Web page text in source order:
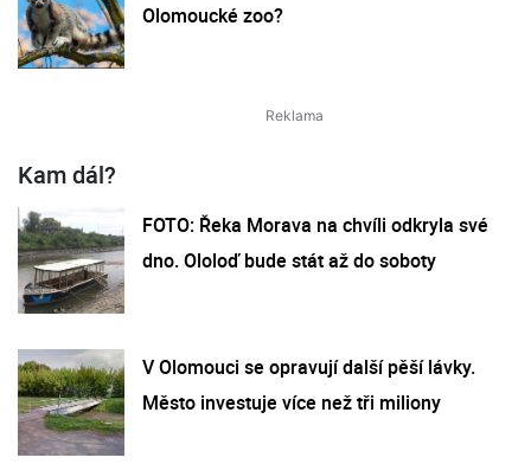
Olomoucké zoo?
Kam dál?
FOTO: Řeka Morava na chvíli odkryla své
dno. Ololoď bude stát až do soboty
V Olomouci se opravují další pěší lávky.
Město investuje více než tři miliony